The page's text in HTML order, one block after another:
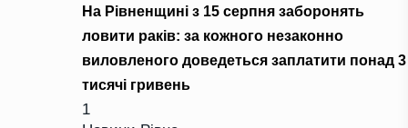
На Рівненщині з 15 серпня заборонять
ловити раків: за кожного незаконно
виловленого доведеться заплатити понад 3
тисячі гривень
1